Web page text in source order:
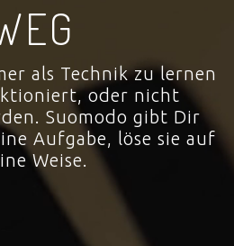
als Technik zu lernen
oder nicht
Suomodo gibt Dir
Aufgabe, löse sie auf
Weise.